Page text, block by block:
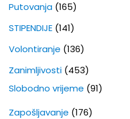
Putovanja (165)
STIPENDIJE (141)
Volontiranje (136)
Zanimljivosti (453)
Slobodno vrijeme (91)
Zapošljavanje (176)